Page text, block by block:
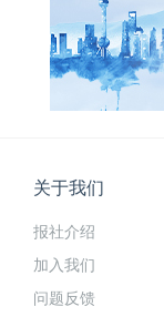
关于我们
报社介绍
加入我们
问题反馈